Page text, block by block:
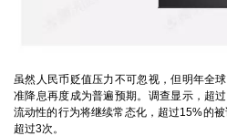
虽然人民币贬值压力不可忽视，但明年全
准降息再度成为普遍预期。调查显示，超
流动性的行为将继续常态化，超过15%的
超过3次。